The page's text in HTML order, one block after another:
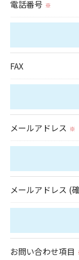
予めご了承くだ
いて＞
当社では、お
用停止の手続を
す。
個人情報の開
きにつきまして
電話番号 ※
FAX
メールアドレス ※
メールアドレス (
お問い合わせ項目